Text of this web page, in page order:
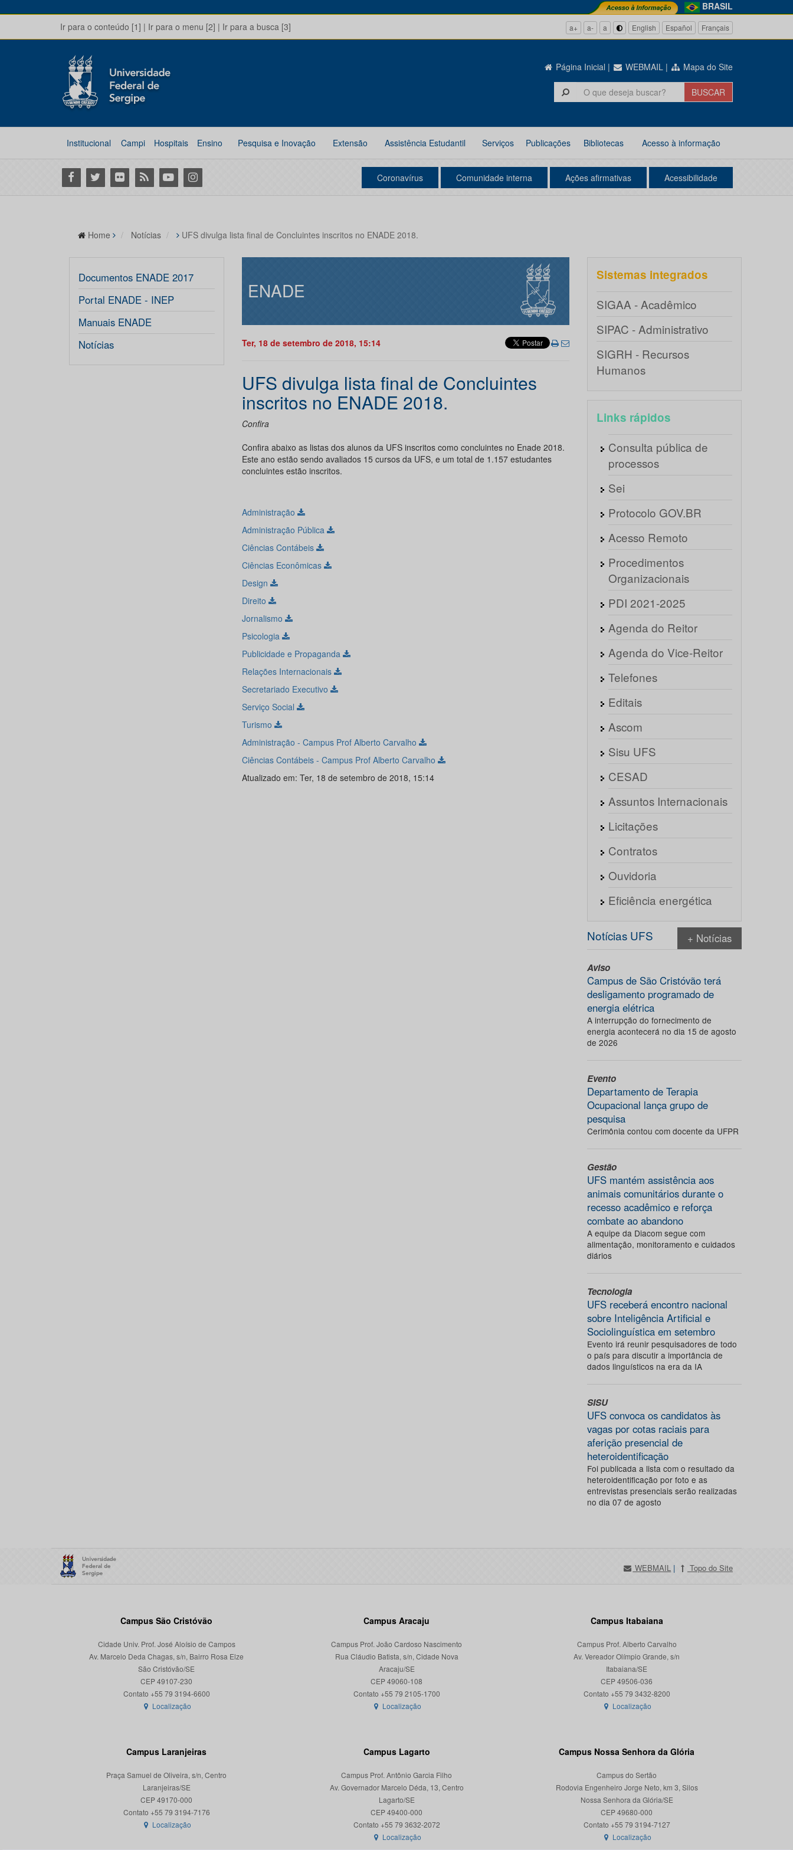
BRASIL
Ir para o conteúdo [1] | Ir para o menu [2] | Ir para a busca [3] a+ a- a English Español Français
Página Inicial | WEBMAIL | Mapa do Site
Institucional Campi Hospitais Ensino Pesquisa e Inovação Extensão Assistência Estudantil Serviços Publicações Bibliotecas Acesso à informação
Facebook
Twitter Flickr RSS YoutubeInstagram Coronavírus Comunidade interna Ações afirmativas Acessibilidade
Home Notícias UFS divulga lista final de Concluintes inscritos no ENADE 2018.
Documentos ENADE 2017
Portal ENADE - INEP
Manuais ENADE
Notícias
ENADE
Ter, 18 de setembro de 2018, 15:14
UFS divulga lista final de Concluintes
inscritos no ENADE 2018.
Confira
Confira abaixo as listas dos alunos da UFS inscritos como concluintes no Enade 2018.
Este ano estão sendo avaliados 15 cursos da UFS, e um total de 1.157 estudantes
concluintes estão inscritos.
Administração
Administração Pública
Ciências Contábeis
Ciências Econômicas
Design
Direito
Jornalismo
Psicologia
Publicidade e Propaganda
Relações Internacionais
Secretariado Executivo
Serviço Social
Turismo
Administração - Campus Prof Alberto Carvalho
Ciências Contábeis - Campus Prof Alberto Carvalho
Atualizado em: Ter, 18 de setembro de 2018, 15:14
Sistemas integrados
SIGAA - Acadêmico
SIPAC - Administrativo
SIGRH - Recursos
Humanos
Links rápidos
Consulta pública de
processos
Sei
Protocolo GOV.BR
Acesso Remoto
Procedimentos
Organizacionais
PDI 2021-2025
Agenda do Reitor
Agenda do Vice-Reitor
Telefones
Editais
Ascom
Sisu UFS
CESAD
Assuntos Internacionais
Licitações
Contratos
Ouvidoria
Eficiência energética
Notícias UFS + Notícias
Aviso
Campus de São Cristóvão terá
desligamento programado de
energia elétrica
A interrupção do fornecimento de
energia acontecerá no dia 15 de agosto
de 2026
Evento
Departamento de Terapia
Ocupacional lança grupo de
pesquisa
Cerimônia contou com docente da UFPR
Gestão
UFS mantém assistência aos
animais comunitários durante o
recesso acadêmico e reforça
combate ao abandono
A equipe da Diacom segue com
alimentação, monitoramento e cuidados
diários
Tecnologia
UFS receberá encontro nacional
sobre Inteligência Artificial e
Sociolinguística em setembro
Evento irá reunir pesquisadores de todo
o país para discutir a importância de
dados linguísticos na era da IA
SISU
UFS convoca os candidatos às
vagas por cotas raciais para
aferição presencial de
heteroidentificação
Foi publicada a lista com o resultado da
heteroidentificação por foto e as
entrevistas presenciais serão realizadas
no dia 07 de agosto
WEBMAIL | Topo do Site
Campus São Cristóvão
Cidade Univ. Prof. José Aloísio de Campos
Av. Marcelo Deda Chagas, s/n, Bairro Rosa Elze
São Cristóvão/SE
CEP 49107-230
Localização
Campus Aracaju
Campus Prof. João Cardoso Nascimento
Rua Cláudio Batista, s/n, Cidade Nova
Aracaju/SE
CEP 49060-108
Localização
Campus Itabaiana
Campus Prof. Alberto Carvalho
Av. Vereador Olímpio Grande, s/n
Itabaiana/SE
CEP 49506-036
Localização
Campus Laranjeiras
Praça Samuel de Oliveira, s/n, Centro
Laranjeiras/SE
CEP 49170-000
Localização
Campus Lagarto
Campus Prof. Antônio Garcia Filho
Av. Governador Marcelo Déda, 13, Centro
Lagarto/SE
CEP 49400-000
Localização
Campus Nossa Senhora da Glória
Campus do Sertão
Rodovia Engenheiro Jorge Neto, km 3, Silos
Nossa Senhora da Glória/SE
CEP 49680-000
Contato +55 79 3194-7127
Localização